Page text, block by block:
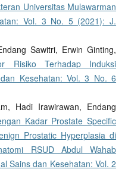
Universitas Mulawarman
Vol. 3 No. 5 (2021): J.
Sawitri, Erwin Ginting,
Risiko Terhadap Induksi
Kesehatan: Vol. 3 No. 6
Hadi Irawirawan, Endang
Kadar Prostate Specific
Prostatic Hyperplasia di
RSUD Abdul Wahab
Sains dan Kesehatan: Vol. 2